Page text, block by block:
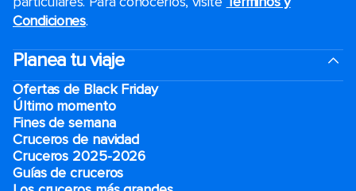
Condiciones.
Planea tu viaje
Ofertas de Black Friday
Último momento
Fines de semana
Cruceros de navidad
Cruceros 2025-2026
Guías de cruceros